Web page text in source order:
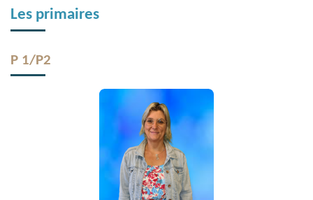
Les primaires
P 1/P2